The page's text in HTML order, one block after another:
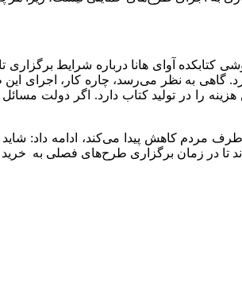
گاهی به نظر می‌رسد، چاره کار، اجرای
را در تولید کتاب دارد. اگر دولت
مردم کاهش پیدا می‌کند، ادامه داد:
در زمان برگزاری طرح‌های فصلی به خرید